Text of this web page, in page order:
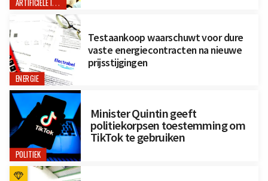
ARTIFICIËLE INTELLIGENTIE
ENERGIE
Testaankoop waarschuwt voor dure
vaste energiecontracten na nieuwe
prijsstijgingen
POLITIEK
Minister Quintin geeft
politiekorpsen toestemming om
TikTok te gebruiken